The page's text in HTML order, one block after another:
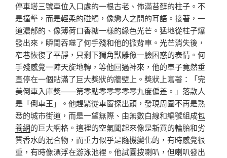
停車塔三號車位入口處的一根古老、佈滿苔蘚的柱子。不
是撞擊，而是輕柔的碰觸，像戀人之間的耳語。接著，一
道濃郁的、像薄荷口香糖一樣的綠色光芒。猛地從柱子爆
發出來，瞬間吞噬了何手殘和他的掀背車。光芒消失後，
窄巷恢復了平靜，只剩下獨角獸雕像一臉困惑的表情。何
手殘感覺一陣天旋地轉，等他回過神來，他的車子竟然垂
直停在一個貼滿了巨大獎狀的牆壁上。獎狀上寫著：「完
美倒車入庫獎——第零點零零零零零九度偏差。」落款人
是「倒車王」。他趕緊從車窗探出頭，發現周圍不再是熟
悉的城市街道，而是一望無際、由無數白線和編號組成包
養網的巨大網格。這裡的空氣聞起來像是新買的輪胎和劣
質香水的混合物，而重力似乎是隨機變化的，有時感覺很
重，有時像漂浮在游泳池裡。他試圖按喇叭，但喇叭發出